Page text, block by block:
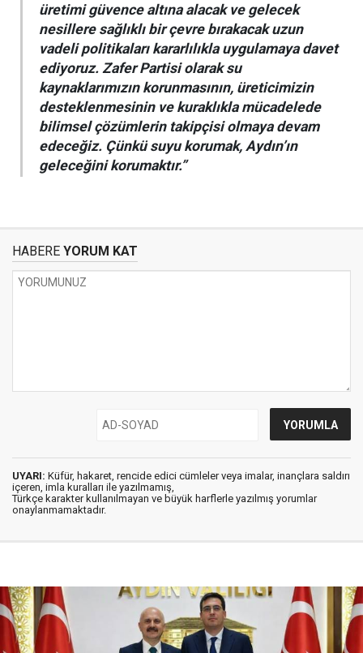
üretimi güvence altına alacak ve gelecek
nesillere sağlıklı bir çevre bırakacak uzun
vadeli politikaları kararlılıkla uygulamaya davet
ediyoruz. Zafer Partisi olarak su
kaynaklarımızın korunmasının, üreticimizin
desteklenmesinin ve kuraklıkla mücadelede
bilimsel çözümlerin takipçisi olmaya devam
edeceğiz. Çünkü suyu korumak, Aydın’ın
geleceğini korumaktır.”
HABERE YORUM KAT
UYARI: Küfür, hakaret, rencide edici cümleler veya imalar, inançlara saldırı
içeren, imla kuralları ile yazılmamış,
Türkçe karakter kullanılmayan ve büyük harflerle yazılmış yorumlar
onaylanmamaktadır.